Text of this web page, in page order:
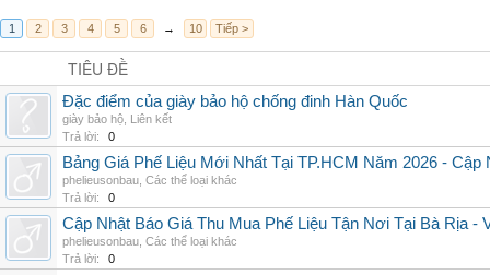
1 2 3 4 5 6 → 10 Tiếp >
TIÊU ĐỀ
Đặc điểm của giày bảo hộ chống đinh Hàn Quốc
giày bảo hộ Liên kết
Trả lời:
0
Bảng Giá Phế Liệu Mới Nhất Tại TP.HCM Năm 2026 - Cập
phelieusonbau Các thể loại khác
Trả lời:
0
Cập Nhật Báo Giá Thu Mua Phế Liệu Tận Nơi Tại Bà Rịa -
phelieusonbau Các thể loại khác
Trả lời:
0